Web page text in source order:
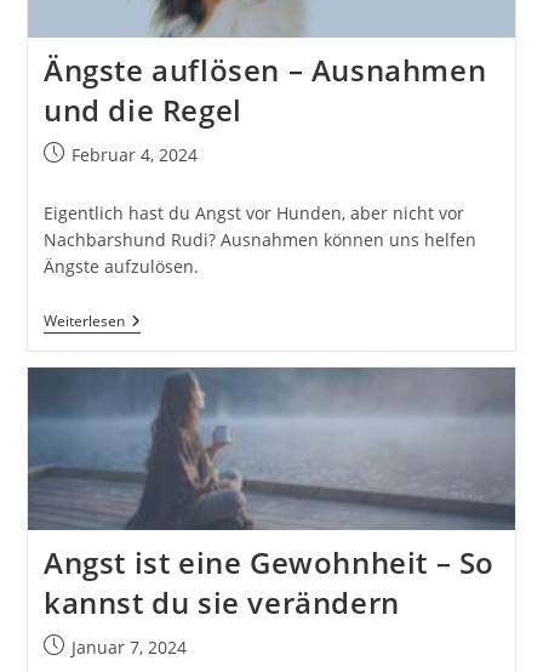
Ängste auflösen – Ausnahmen
und die Regel
BeitragFebruar 4, 2024
Eigentlich hast du Angst vor Hunden, aber nicht vor
Nachbarshund Rudi? Ausnahmen können uns helfen
Ängste aufzulösen.
WeiterlesenÄngste
Auflösen
Ausnahmen
Die
Angst ist eine Gewohnheit – So
kannst du sie verändern
BeitragJanuar 7, 2024